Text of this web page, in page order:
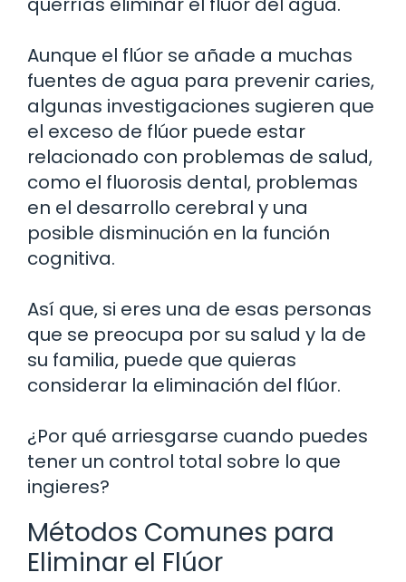
Aunque el flúor se añade a muchas
fuentes de agua para prevenir caries,
algunas investigaciones sugieren que
el exceso de flúor puede estar
relacionado con problemas de salud,
como el fluorosis dental, problemas
en el desarrollo cerebral y una
posible disminución en la función
cognitiva.
Así que, si eres una de esas personas
que se preocupa por su salud y la de
su familia, puede que quieras
considerar la eliminación del flúor.
¿Por qué arriesgarse cuando puedes
tener un control total sobre lo que
ingieres?
Métodos Comunes para
Eliminar el Flúor